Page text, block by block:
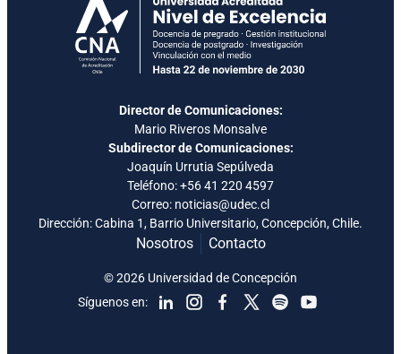
Director de Comunicaciones:
Mario Riveros Monsalve
Subdirector de Comunicaciones:
Joaquín Urrutia Sepúlveda
Teléfono:+56 41 220 4597
Correo: noticias@udec.cl
Dirección: Cabina 1, Barrio Universitario, Concepción, Chile.
Nosotros Contacto
Síguenos en:
© 2026 Universidad de Concepción